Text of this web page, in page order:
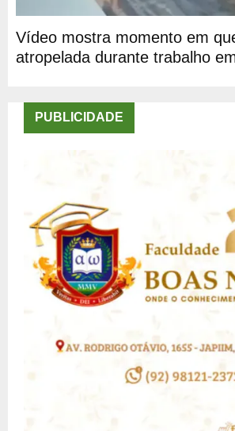
Vídeo mostra momento em
atropelada durante trabalho
PUBLICIDADE